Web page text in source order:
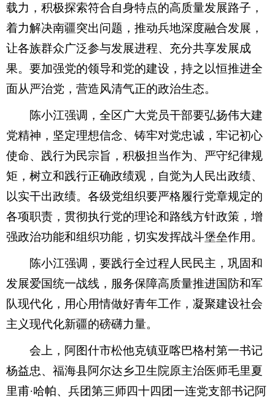
载力，积极探索符合自身特点的高质量发展路子，
着力解决南疆突出问题，推动兵地深度融合发展，
让各族群众广泛参与发展进程、充分共享发展成
果。要加强党的领导和党的建设，持之以恒推进全
面从严治党，营造风清气正的政治生态。
陈小江强调，全区广大党员干部要弘扬伟大建
党精神，坚定理想信念、铸牢对党忠诚，牢记初心
使命、践行为民宗旨，积极担当作为、严守纪律规
矩，树立和践行正确政绩观，自觉为人民出政绩、
以实干出政绩。各级党组织要严格履行党章规定的
各项职责，贯彻执行党的理论和路线方针政策，增
强政治功能和组织功能，切实发挥战斗堡垒作用。
陈小江强调，要践行全过程人民民主，巩固和
发展爱国统一战线，服务保障高质量推进国防和军
队现代化，用心用情做好青年工作，凝聚建设社会
主义现代化新疆的磅礴力量。
会上，阿图什市松他克镇亚喀巴格村第一书记
杨益忠、福海县阿尔达乡卫生院原主治医师毛里夏
里甫·哈帕、兵团第三师四十四团一连党支部书记阿